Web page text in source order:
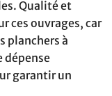
Qualité et
ces ouvrages, car
planchers à
dépense
garantir un